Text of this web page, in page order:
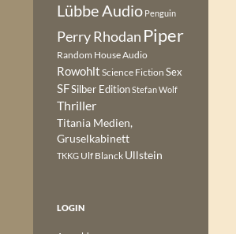
Lübbe Audio Penguin
Perry Rhodan Piper
Random House Audio
Rowohlt Science Fiction Sex
SFSilber EditionStefan Wolf
Thriller
Titania Medien,
Gruselkabinett
TKKG Ulf Blanck Ullstein
LOGIN